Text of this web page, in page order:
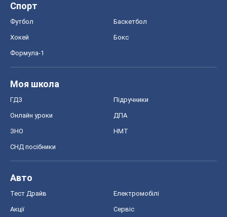
Спорт
Футбол Баскетбол
Хокей Бокс
Формула-1
Моя школа
ГДЗ Підручники
Онлайн уроки ДПА
ЗНО НМТ
СНД посібники
Авто
Тест Драйв Електромобілі
Акції Сервіс